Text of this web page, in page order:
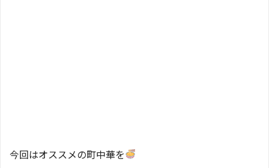
今回はオススメの町中華を